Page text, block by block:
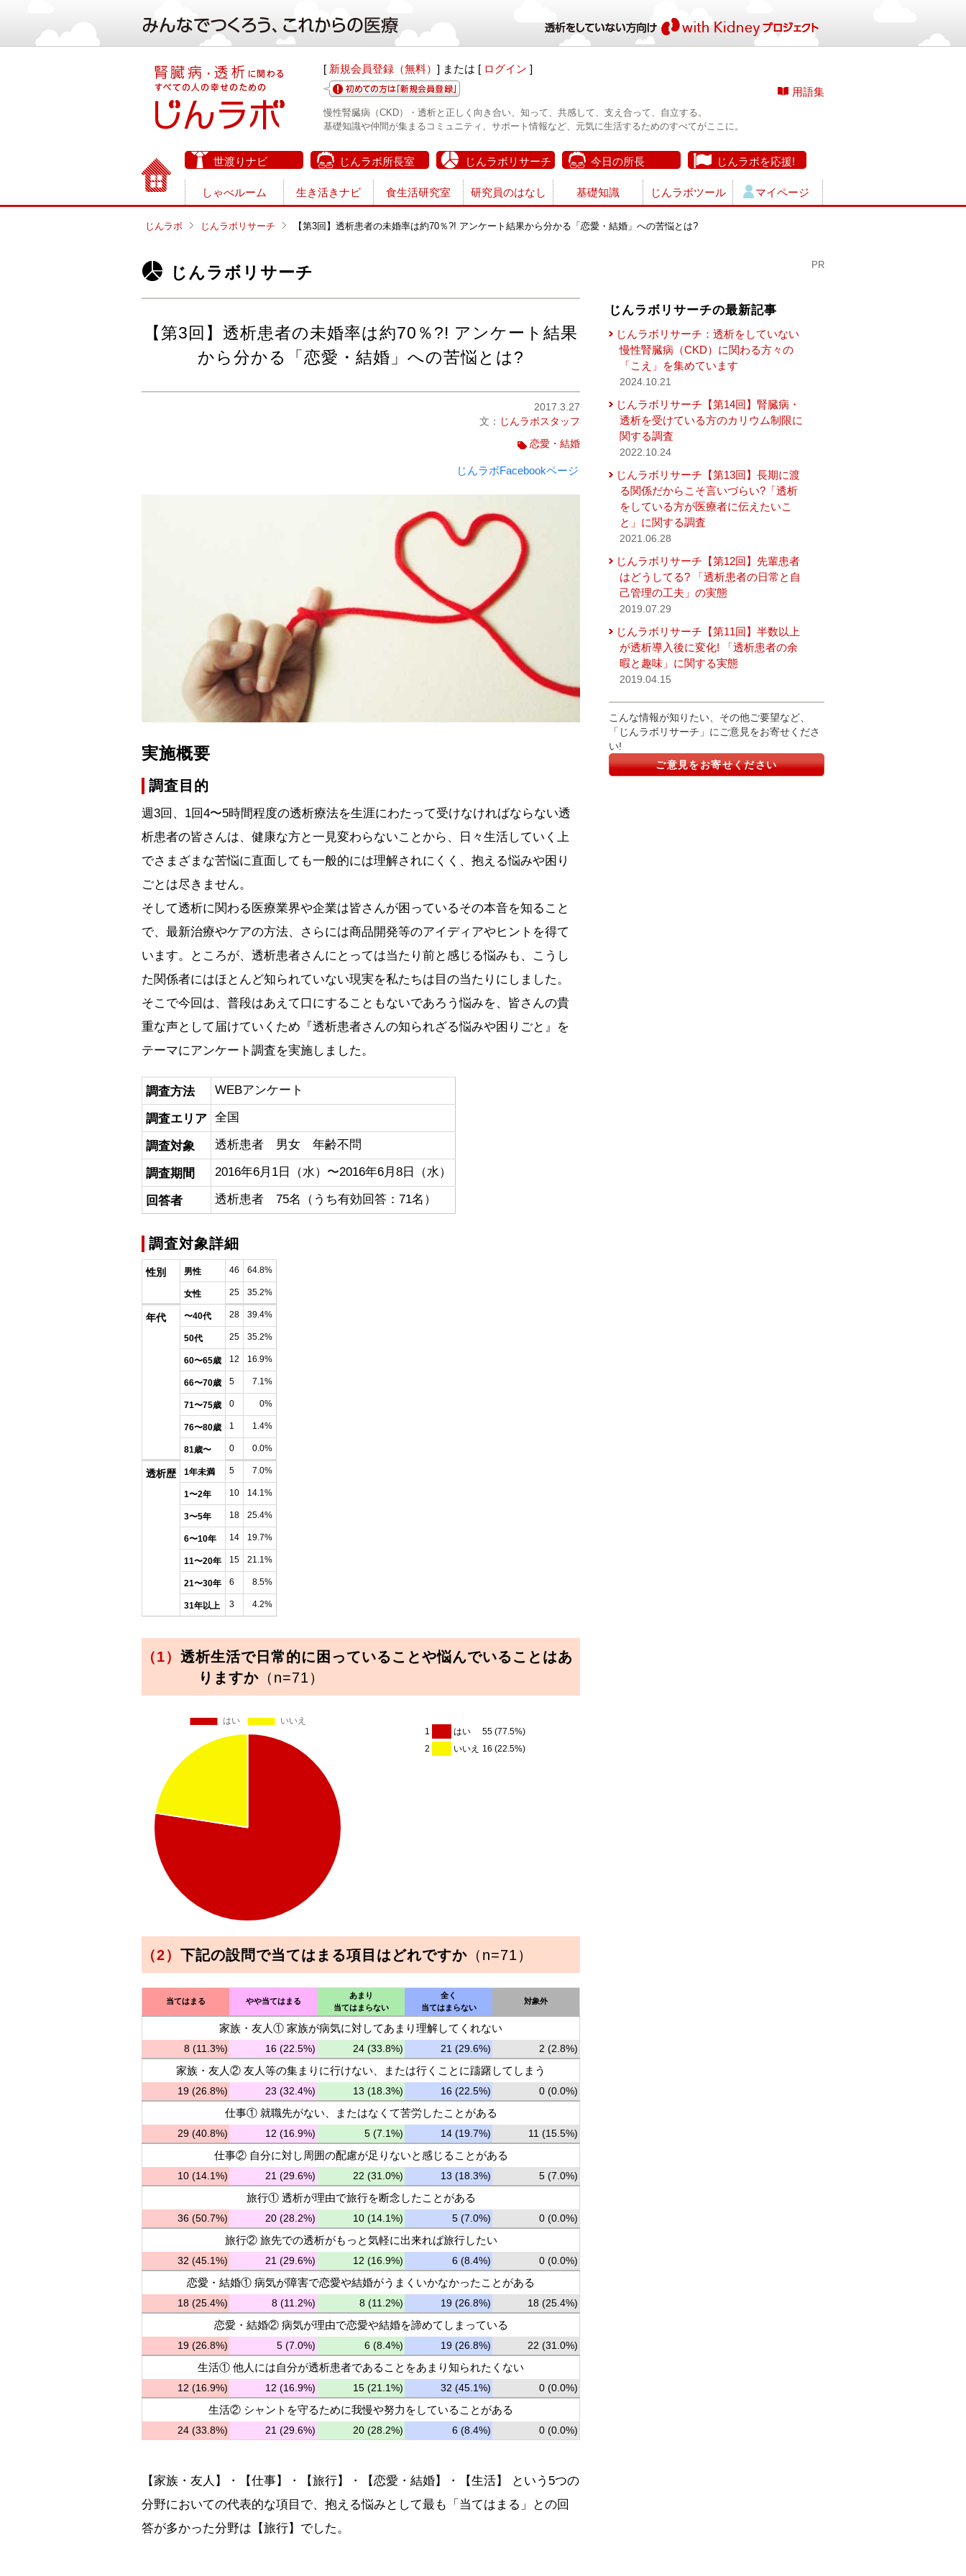
[ 新規会員登録（無料） ] または [ ログイン ]
用語集
慢性腎臓病（CKD）・透析と正しく向き合い、知って、共感して、支え合って、自立する。
基礎知識や仲間が集まるコミュニティ、サポート情報など、元気に生活するためのすべてがここに。
世渡りナビ じんラボ所長室 じんラボリサーチ 今日の所長 じんラボを応援!
しゃべルーム 生き活きナビ 食生活研究室 研究員のはなし 基礎知識 じんラボツール マイページ
じんラボ じんラボリサーチ 【第3回】透析患者の未婚率は約70％?! アンケート結果から分かる「恋愛・結婚」への苦悩とは?
じんラボリサーチ
【第3回】透析患者の未婚率は約70％?! アンケート結果
から分かる「恋愛・結婚」への苦悩とは?
2017.3.27
文： じんラボスタッフ
恋愛・結婚
じんラボFacebookページ
実施概要
調査目的
週3回、1回4〜5時間程度の透析療法を生涯にわたって受けなければならない透
析患者の皆さんは、健康な方と一見変わらないことから、日々生活していく上
でさまざまな苦悩に直面しても一般的には理解されにくく、抱える悩みや困り
ごとは尽きません。
そして透析に関わる医療業界や企業は皆さんが困っているその本音を知ること
で、最新治療やケアの方法、さらには商品開発等のアイディアやヒントを得て
います。ところが、透析患者さんにとっては当たり前と感じる悩みも、こうし
た関係者にはほとんど知られていない現実を私たちは目の当たりにしました。
そこで今回は、普段はあえて口にすることもないであろう悩みを、皆さんの貴
重な声として届けていくため『透析患者さんの知られざる悩みや困りごと』を
テーマにアンケート調査を実施しました。
調査方法 WEBアンケート
調査エリア 全国
調査対象 透析患者 男女 年齢不問
調査期間 2016年6月1日（水）〜2016年6月8日（水）
回答者 透析患者 75名（うち有効回答：71名）
調査対象詳細
性別 男性 46 64.8%
女性 25 35.2%
年代 〜40代 28 39.4%
50代 25 35.2%
60〜65歳 12 16.9%
66〜70歳 5 7.1%
71〜75歳 0 0%
76〜80歳 1 1.4%
81歳〜 0 0.0%
透析歴 1年未満 5 7.0%
1〜2年 10 14.1%
3〜5年 18 25.4%
6〜10年 14 19.7%
11〜20年 15 21.1%
21〜30年 6 8.5%
31年以上 3 4.2%
（1） 透析生活で日常的に困っていることや悩んでいることはあ
りますか（n=71）
1 はい
55 (77.5%)
2
いいえ 16 (22.5%)
（2） 下記の設問で当てはまる項目はどれですか （n=71）
当てはまる やや当てはまる
あまり
当てはまらない
全く
当てはまらない
対象外
家族・友人① 家族が病気に対してあまり理解してくれない
8 (11.3%) 16 (22.5%) 24 (33.8%) 21 (29.6%) 2 (2.8%)
家族・友人② 友人等の集まりに行けない、または行くことに躊躇してしまう
19 (26.8%) 23 (32.4%) 13 (18.3%) 16 (22.5%) 0 (0.0%)
仕事① 就職先がない、またはなくて苦労したことがある
29 (40.8%) 12 (16.9%) 5 (7.1%) 14 (19.7%) 11 (15.5%)
仕事② 自分に対し周囲の配慮が足りないと感じることがある
10 (14.1%) 21 (29.6%) 22 (31.0%) 13 (18.3%) 5 (7.0%)
旅行① 透析が理由で旅行を断念したことがある
36 (50.7%) 20 (28.2%) 10 (14.1%) 5 (7.0%) 0 (0.0%)
旅行② 旅先での透析がもっと気軽に出来れば旅行したい
32 (45.1%) 21 (29.6%) 12 (16.9%) 6 (8.4%) 0 (0.0%)
恋愛・結婚① 病気が障害で恋愛や結婚がうまくいかなかったことがある
18 (25.4%) 8 (11.2%) 8 (11.2%) 19 (26.8%) 18 (25.4%)
恋愛・結婚② 病気が理由で恋愛や結婚を諦めてしまっている
19 (26.8%) 5 (7.0%) 6 (8.4%) 19 (26.8%) 22 (31.0%)
生活① 他人には自分が透析患者であることをあまり知られたくない
12 (16.9%) 12 (16.9%) 15 (21.1%) 32 (45.1%) 0 (0.0%)
生活② シャントを守るために我慢や努力をしていることがある
24 (33.8%) 21 (29.6%) 20 (28.2%) 6 (8.4%) 0 (0.0%)
【家族・友人】・【仕事】・【旅行】・【恋愛・結婚】・【生活】 という5つの
分野においての代表的な項目で、抱える悩みとして最も「当てはまる」との回
答が多かった分野は【旅行】でした。
PR
じんラボリサーチの最新記事
じんラボリサーチ：透析をしていない
慢性腎臓病（CKD）に関わる方々の
「こえ」を集めています
2024.10.21
じんラボリサーチ【第14回】腎臓病・
透析を受けている方のカリウム制限に
関する調査
2022.10.24
じんラボリサーチ【第13回】長期に渡
る関係だからこそ言いづらい?「透析
をしている方が医療者に伝えたいこ
と」に関する調査
2021.06.28
じんラボリサーチ【第12回】先輩患者
はどうしてる? 「透析患者の日常と自
己管理の工夫」の実態
2019.07.29
じんラボリサーチ【第11回】半数以上
が透析導入後に変化! 「透析患者の余
暇と趣味」に関する実態
2019.04.15
こんな情報が知りたい、その他ご要望など、
「じんラボリサーチ」にご意見をお寄せくださ
い!
ご意見をお寄せください